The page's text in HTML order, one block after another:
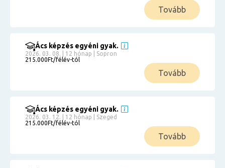
Tovább
Ács képzés egyéni gyak.
2026. 03. 08. | 12 hónap | Sopron
215.000Ft/félév-tól
Tovább
Ács képzés egyéni gyak.
2026. 03. 12. | 12 hónap | Szeged
215.000Ft/félév-tól
Tovább